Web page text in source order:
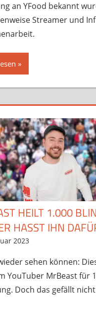
an YFood bekannt
Streamer und
HEILT 1.000
HASST IHN
2023
sehen können:
YouTuber MrBeast für
Doch das gefällt